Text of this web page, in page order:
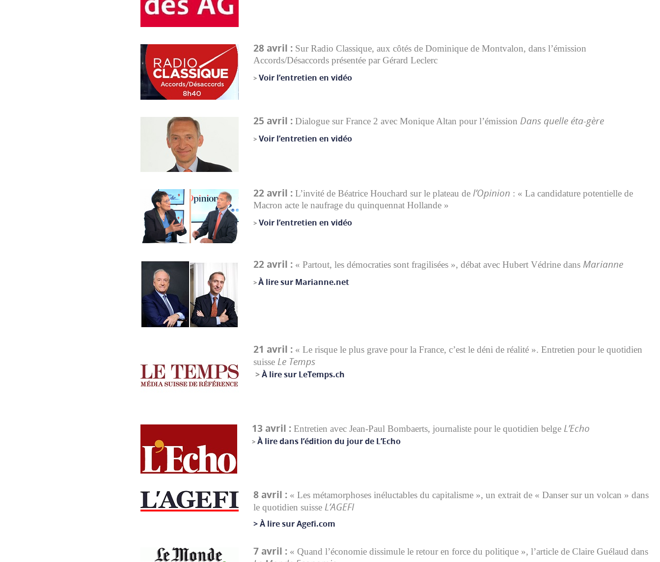
28 avril : Sur Radio Classique, aux côtés de Dominique de Montvalon, dans l’émission
Accords/Désaccords présentée par Gérard Leclerc
> Voir l’entretien en vidéo
25 avril : Dialogue sur France 2 avec Monique Altan pour l’émission Dans quelle éta-gère
> Voir l’entretien en vidéo
22 avril : L’invité de Béatrice Houchard sur le plateau de l’Opinion : « La candidature potentielle de
Macron acte le naufrage du quinquennat Hollande »
> Voir l’entretien en vidéo
22 avril : « Partout, les démocraties sont fragilisées », débat avec Hubert Védrine dans Marianne
>À lire sur Marianne.net
21 avril : « Le risque le plus grave pour la France, c’est le déni de réalité ». Entretien pour le quotidien
suisse Le Temps
>À lire sur LeTemps.ch
13 avril : Entretien avec Jean-Paul Bombaerts, journaliste pour le quotidien belge L’Echo
> À lire dans l’édition du jour de L’Echo
8 avril : « Les métamorphoses inéluctables du capitalisme », un extrait de « Danser sur un volcan » dans
le quotidien suisse L’AGEFI
> À lire sur Agefi.com
7 avril : « Quand l’économie dissimule le retour en force du politique », l’article de Claire Guélaud dans